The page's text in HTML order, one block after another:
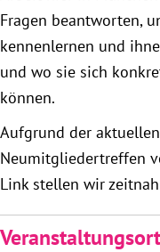
Bayern
München
Zur Person
Kontakt
Presse
Fragen beantworten,
kennenlernen und
und wo sie sich
können.
Aufgrund der
Neumitgliedertreffen
Link stellen wir